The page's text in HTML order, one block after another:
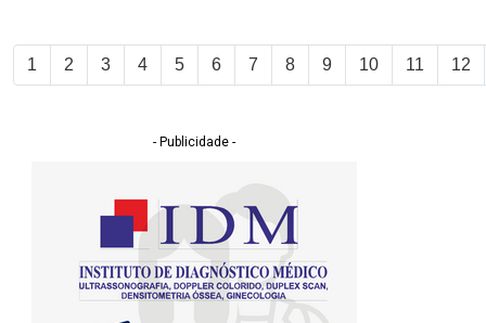
1 2 3 4 5 6 7 8 9 10 11 12
- Publicidade -